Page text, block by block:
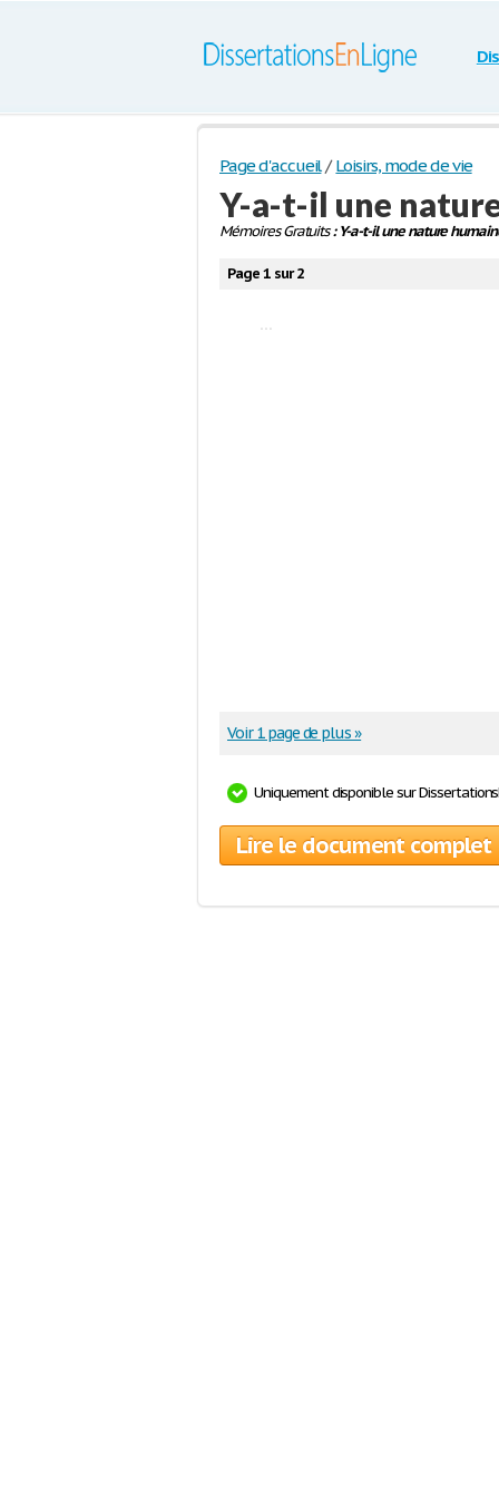
Page d'accueil / Loisirs, mode de vie
Y-a-t-il une
Mémoires Gratuits: Y-a-t-il une nature
Page 1 sur 2
Voir 1 page de plus »
Uniquement disponible sur
Lire le document complet